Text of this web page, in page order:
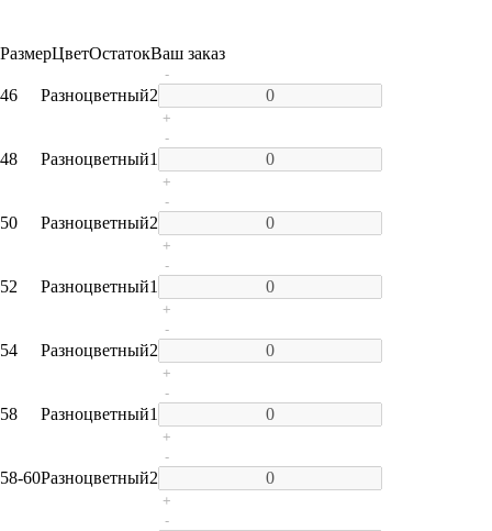
РазмерЦветОстатокВаш заказ
46 Разноцветный2
-
+
48 Разноцветный1
-
+
50 Разноцветный2
-
+
52 Разноцветный1
-
+
54 Разноцветный2
-
+
58 Разноцветный1
-
+
58-60Разноцветный2
-
+
-